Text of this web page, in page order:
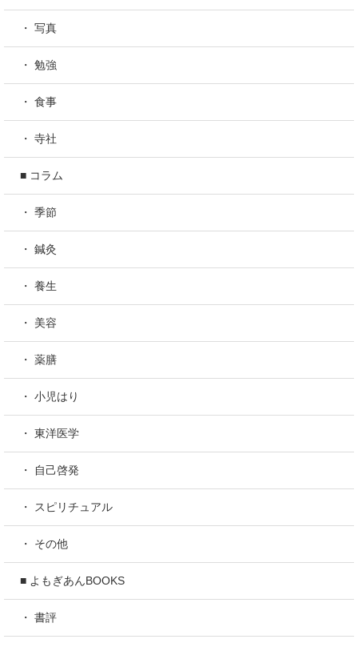
・ 写真
・ 勉強
・ 食事
・ 寺社
■ コラム
・ 季節
・ 鍼灸
・ 養生
・ 美容
・ 薬膳
・ 小児はり
・ 東洋医学
・ 自己啓発
・ スピリチュアル
・ その他
■ よもぎあんBOOKS
・ 書評